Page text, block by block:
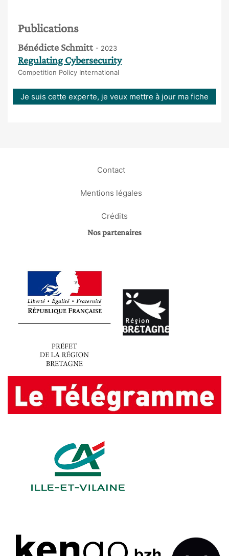
Publications
Bénédicte Schmitt - 2023
Regulating Cybersecurity
Competition Policy International
Je suis cette experte, je veux mettre à jour ma fiche
Contact
Mentions légales
Crédits
Nos partenaires